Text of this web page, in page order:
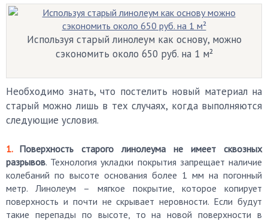
Используя старый линолеум как основу, можно
сэкономить около 650 руб. на 1 м²
Необходимо знать, что постелить новый материал на
старый можно лишь в тех случаях, когда выполняются
следующие условия.
Поверхность старого линолеума не имеет сквозных
разрывов. Технология укладки покрытия запрещает наличие
колебаний по высоте основания более 1 мм на погонный
метр. Линолеум – мягкое покрытие, которое копирует
поверхность и почти не скрывает неровности. Если будут
такие перепады по высоте, то на новой поверхности в